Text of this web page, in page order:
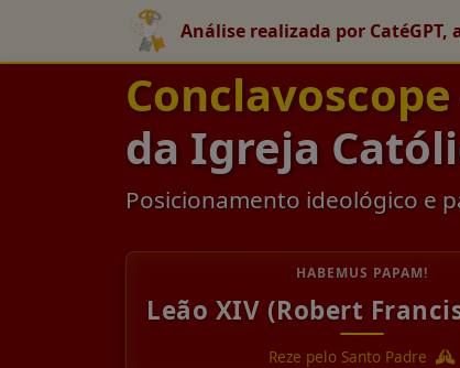
Análise realizada por CatéGPT,
Conclavoscope
da Igreja
Posicionamento ideológico e
HABEMUS PAPAM!
Leão XIV (Robert
Reze pelo Santo Padre